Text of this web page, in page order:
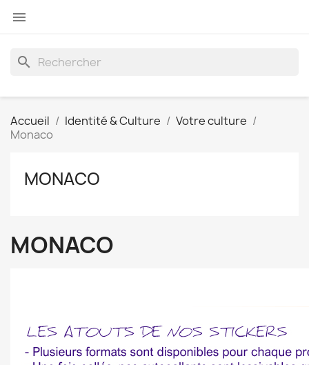

search
Accueil Identité & Culture
Votre culture
Monaco
MONACO
MONACO